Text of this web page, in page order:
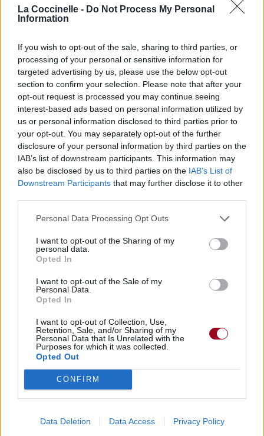
La Coccinelle - Do Not Process My Personal
Information
If you wish to opt-out of the sale, sharing to third parties, or
processing of your personal or sensitive information for
targeted advertising by us, please use the below opt-out
section to confirm your selection. Please note that after your
opt-out request is processed you may continue seeing
interest-based ads based on personal information utilized by
us or personal information disclosed to third parties prior to
your opt-out. You may separately opt-out of the further
disclosure of your personal information by third parties on the
IAB’s list of downstream participants. This information may
also be disclosed by us to third parties on the IAB’s List of
Downstream Participants that may further disclose it to other
Personal Data Processing Opt Outs
I want to opt-out of the Sharing of my
personal data.
Opted In
I want to opt-out of the Sale of my
Personal Data.
Opted In
I want to opt-out of Collection, Use,
Retention, Sale, and/or Sharing of my
Personal Data that Is Unrelated with the
Purposes for which it was collected.
Opted Out
CONFIRM
Data Deletion Data Access Privacy Policy
Visa 247824 5 5 7 le 23 janvier 2018 à
9h33.
Chanteurs : Huey
Albums : Notebook Paper
Téléchargement
Commentaires
Pour prolonger le plaisir musical :
Vous aimez chanter, apprenez la guitare chez
Télécharger légalement les MP3 sur
Télécharger légalement les MP3 ou trouver le CD sur
Trouver des vinyles et des CD sur
Trouver un instrument de musique ou une partition au